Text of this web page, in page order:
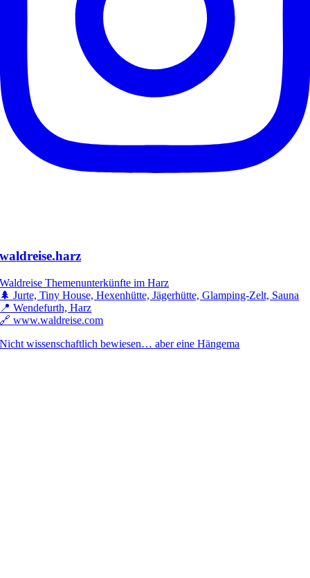
waldreise.harz
Waldreise Themenunterkünfte im Harz
🌲 Jurte, Tiny House, Hexenhütte, Jägerhütte, Glamping-Zelt, Sauna
📍 Wendefurth, Harz
🔗 www.waldreise.com
Nicht wissenschaftlich bewiesen… aber eine Hängema